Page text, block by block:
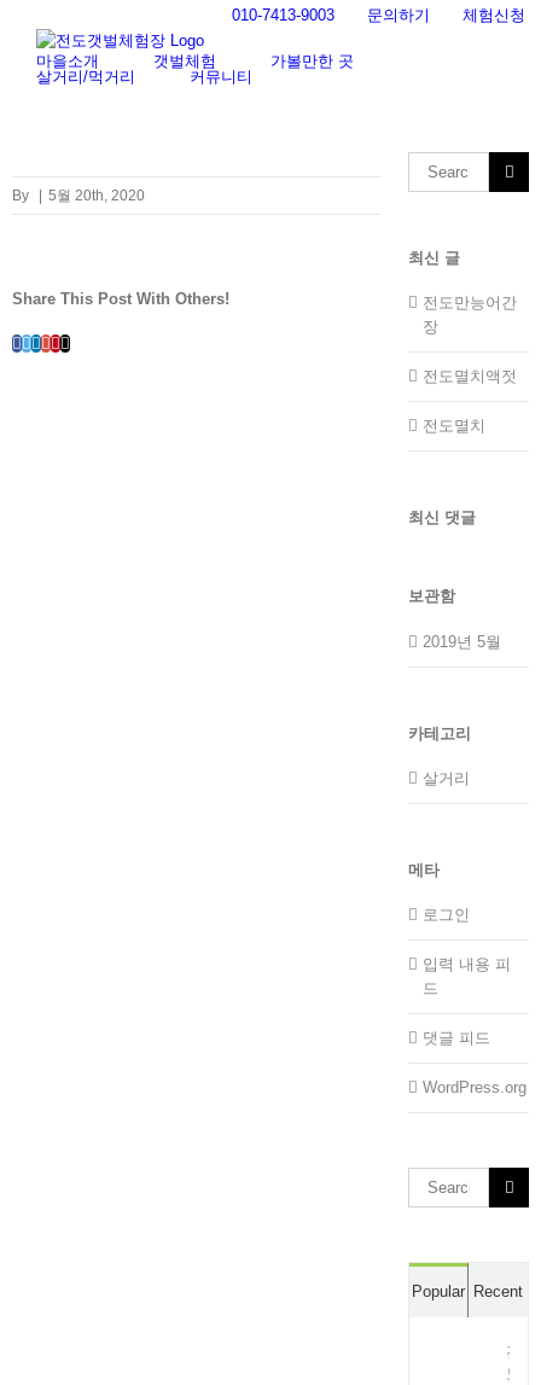
content
010-7413-9003 문의하기 체험신청
마을소개 갯벌체험
가볼만한 곳
살거리/먹거리
커뮤니티
By 5월 20th, 2020
Share This Post With Others!
Facebook
Twitter
LinkedIn
Whatsapp
Google+
Pinterest
Email
Search
for:
최신 글
전도만능어간
장
전도멸치액젓
전도멸치
최신 댓글
보관함
2019년 5월
카테고리
살거리
메타
로그인
입력 내용 피
드
댓글 피드
WordPress.org
Search
for:
Popular Recent
전
도